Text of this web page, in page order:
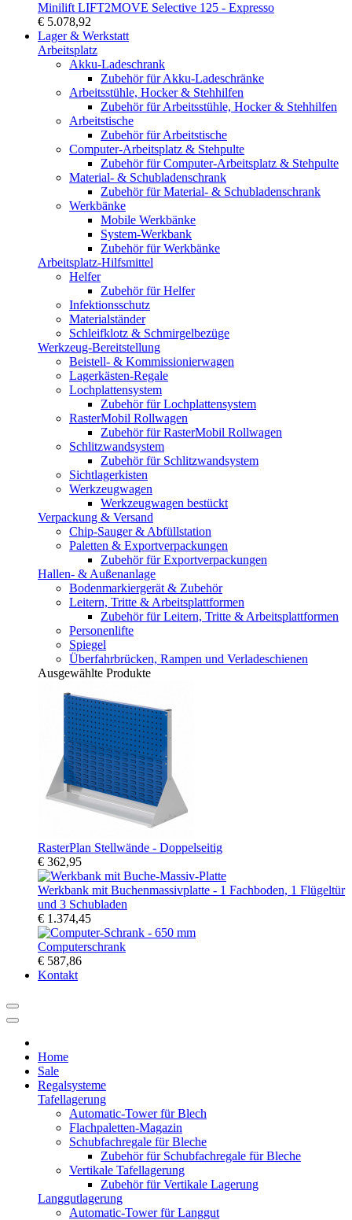
Minilift LIFT2MOVE Selective 125 - Expresso
€ 5.078,92
Lager & Werkstatt
Arbeitsplatz
Akku-Ladeschrank
Zubehör für Akku-Ladeschränke
Arbeitsstühle, Hocker & Stehhilfen
Zubehör für Arbeitsstühle, Hocker & Stehhilfen
Arbeitstische
Zubehör für Arbeitstische
Computer-Arbeitsplatz & Stehpulte
Zubehör für Computer-Arbeitsplatz & Stehpulte
Material- & Schubladenschrank
Zubehör für Material- & Schubladenschrank
Werkbänke
Mobile Werkbänke
System-Werkbank
Zubehör für Werkbänke
Arbeitsplatz-Hilfsmittel
Helfer
Zubehör für Helfer
Infektionsschutz
Materialständer
Schleifklotz & Schmirgelbezüge
Werkzeug-Bereitstellung
Beistell- & Kommissionierwagen
Lagerkästen-Regale
Lochplattensystem
Zubehör für Lochplattensystem
RasterMobil Rollwagen
Zubehör für RasterMobil Rollwagen
Schlitzwandsystem
Zubehör für Schlitzwandsystem
Sichtlagerkisten
Werkzeugwagen
Werkzeugwagen bestückt
Verpackung & Versand
Chip-Sauger & Abfüllstation
Paletten & Exportverpackungen
Zubehör für Exportverpackungen
Hallen- & Außenanlage
Bodenmarkiergerät & Zubehör
Leitern, Tritte & Arbeitsplattformen
Zubehör für Leitern, Tritte & Arbeitsplattformen
Personenlifte
Spiegel
Überfahrbrücken, Rampen und Verladeschienen
Ausgewählte Produkte
RasterPlan Stellwände - Doppelseitig
€ 362,95
Werkbank mit Buchenmassivplatte - 1 Fachboden, 1 Flügeltür
und 3 Schubladen
€ 1.374,45
Computerschrank
€ 587,86
Kontakt
Home
Sale
Regalsysteme
Tafellagerung
Automatic-Tower für Blech
Flachpaletten-Magazin
Schubfachregale für Bleche
Zubehör für Schubfachregale für Bleche
Vertikale Tafellagerung
Zubehör für Vertikale Lagerung
Langgutlagerung
Automatic-Tower für Langgut